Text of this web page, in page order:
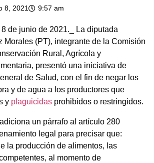
8, 2021 9:57 am
de junio de 2021._ La diputada
Morales (PT), integrante de la Comisión
Rural, Agrícola y
presentó una iniciativa de
de Salud, con el fin de negar los
y de agua a los productores que
y plaguicidas prohibidos o restringidos.
un párrafo al artículo 280
legal para precisar que:
la producción de alimentos, las
al momento de